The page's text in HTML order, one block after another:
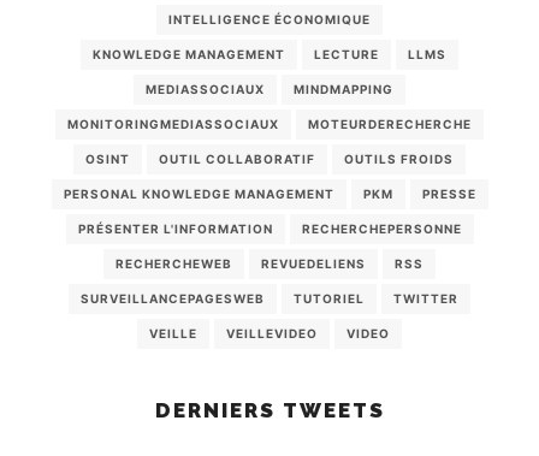
INTELLIGENCE ÉCONOMIQUE
KNOWLEDGE MANAGEMENT LECTURE LLMS
MEDIASSOCIAUX MINDMAPPING
MONITORINGMEDIASSOCIAUX MOTEURDERECHERCHE
OSINT OUTIL COLLABORATIF OUTILS FROIDS
PERSONAL KNOWLEDGE MANAGEMENT PKM PRESSE
PRÉSENTER L'INFORMATION RECHERCHEPERSONNE
RECHERCHEWEB REVUEDELIENS RSS
SURVEILLANCEPAGESWEB TUTORIEL TWITTER
VEILLE VEILLEVIDEO VIDEO
DERNIERS TWEETS